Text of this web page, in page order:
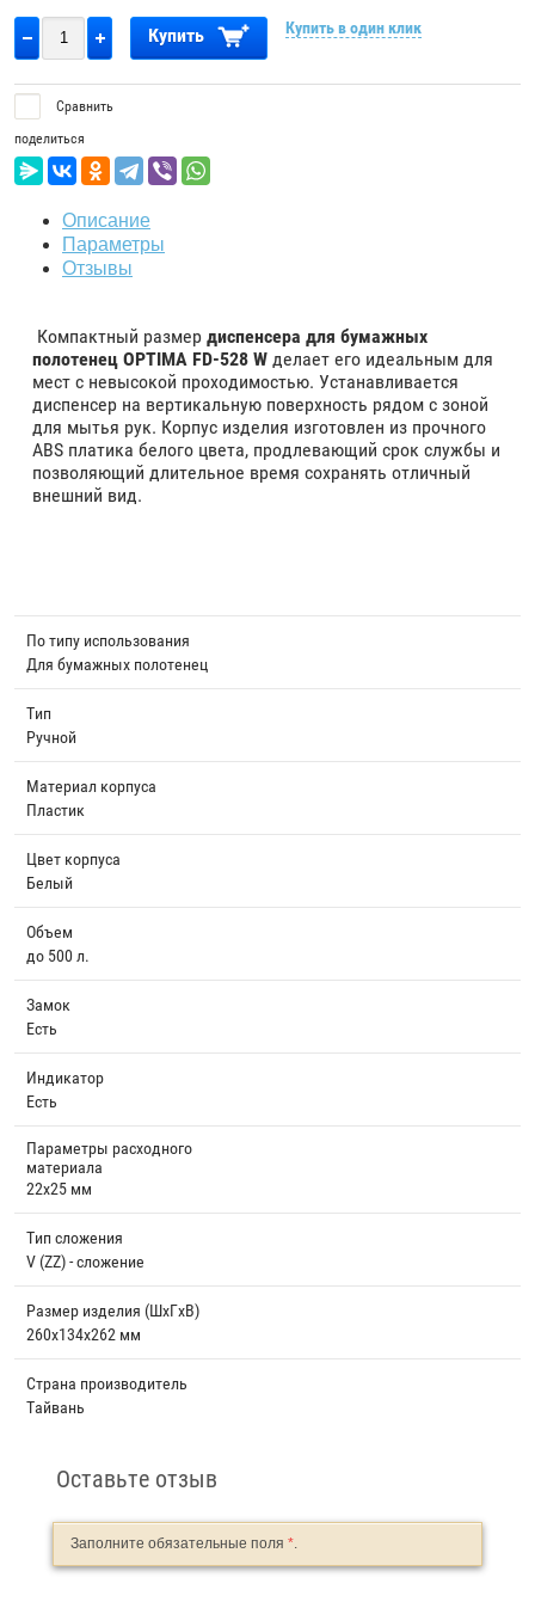
Купить Купить в один клик
Сравнить
поделиться
Описание
Параметры
Отзывы
Компактный размер диспенсера для бумажных
полотенец OPTIMA FD-528 W делает его идеальным для
мест с невысокой проходимостью. Устанавливается
диспенсер на вертикальную поверхность рядом с зоной
для мытья рук. Корпус изделия изготовлен из прочного
ABS платика белого цвета, продлевающий срок службы и
позволяющий длительное время сохранять отличный
внешний вид.
По типу использования
Для бумажных полотенец
Тип
Ручной
Материал корпуса
Пластик
Цвет корпуса
Белый
Объем
до 500 л.
Замок
Есть
Индикатор
Есть
Параметры расходного
материала
22x25 мм
Тип сложения
V (ZZ) - сложение
Размер изделия (ШхГхВ)
260x134x262 мм
Страна производитель
Тайвань
Оставьте отзыв
Заполните обязательные поля *